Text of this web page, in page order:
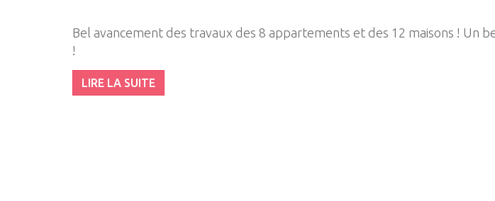
Bel avancement des travaux des 8 appartements et des 12 maisons ! Un
!
LIRE LA SUITE